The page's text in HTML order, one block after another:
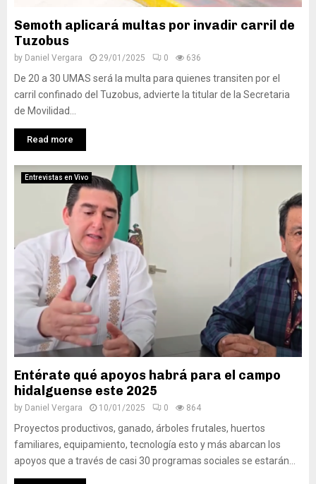
Semoth aplicará multas por invadir carril de
Tuzobus
by Daniel Vergara 29/01/2025 0 636
De 20 a 30 UMAS será la multa para quienes transiten por el
carril confinado del Tuzobus, advierte la titular de la Secretaria
de Movilidad...
Read more
Entrevistas en Vivo
Entérate qué apoyos habrá para el campo
hidalguense este 2025
by Daniel Vergara 10/01/2025 0 864
Proyectos productivos, ganado, árboles frutales, huertos
familiares, equipamiento, tecnología esto y más abarcan los
apoyos que a través de casi 30 programas sociales se estarán...